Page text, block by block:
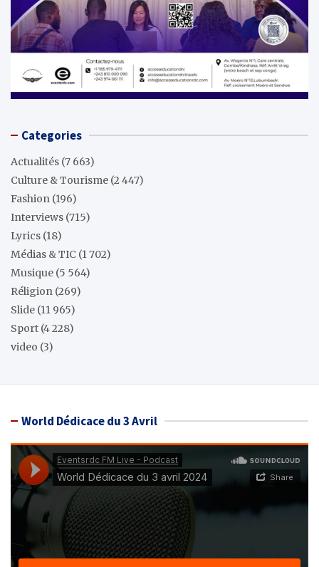
Categories
Actualités (7 663)
Culture & Tourisme (2 447)
Fashion (196)
Interviews (715)
Lyrics (18)
Médias & TIC (1 702)
Musique (5 564)
Réligion (269)
Slide (11 965)
Sport (4 228)
video (3)
World Dédicace du 3 Avril